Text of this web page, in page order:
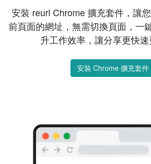
安裝 reurl Chrome 擴充套件，讓
前頁面的網址，無需切換頁面，一
升工作效率，讓分享更快速
安裝 Chrome 擴充套件